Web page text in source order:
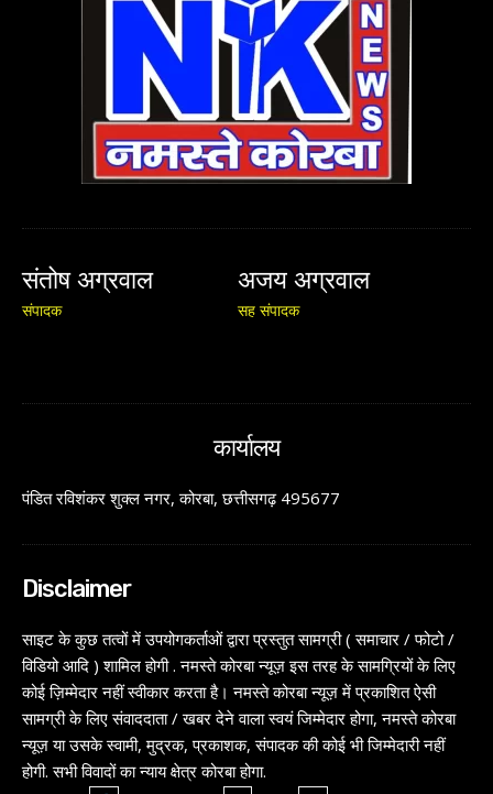
संतोष अग्रवाल
संपादक
अजय अग्रवाल
सह संपादक
कार्यालय
पंडित रविशंकर शुक्ल नगर, कोरबा, छत्तीसगढ़ 495677
Disclaimer
साइट के कुछ तत्वों में उपयोगकर्ताओं द्वारा प्रस्तुत सामग्री ( समाचार / फोटो /
विडियो आदि ) शामिल होगी . नमस्ते कोरबा न्यूज़ इस तरह के सामग्रियों के लिए
कोई ज़िम्मेदार नहीं स्वीकार करता है। नमस्ते कोरबा न्यूज़ में प्रकाशित ऐसी
सामग्री के लिए संवाददाता / खबर देने वाला स्वयं जिम्मेदार होगा, नमस्ते कोरबा
न्यूज़ या उसके स्वामी, मुद्रक, प्रकाशक, संपादक की कोई भी जिम्मेदारी नहीं
होगी. सभी विवादों का न्याय क्षेत्र कोरबा होगा.